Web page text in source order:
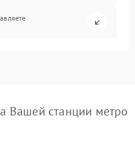
Вашей станции метро